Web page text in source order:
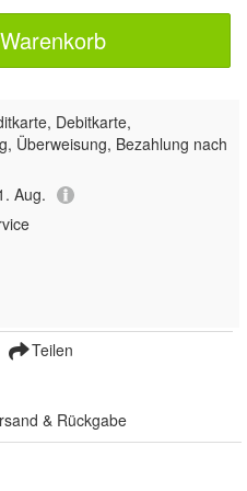
Debitkarte,
Überweisung, Bezahlung nach
Aug.
Teilen
& Rückgabe